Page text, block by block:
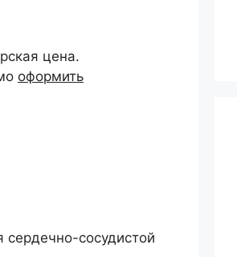
цена.
оформить
сосудистой